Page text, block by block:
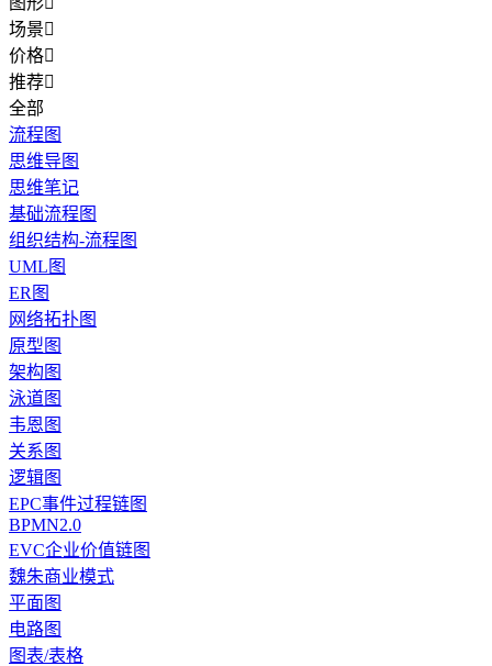
场景
价格
推荐
全部
流程图
思维导图
思维笔记
基础流程图
组织结构-流程图
UML图
ER图
网络拓扑图
原型图
架构图
泳道图
韦恩图
关系图
逻辑图
EPC事件过程链图
BPMN2.0
EVC企业价值链图
魏朱商业模式
平面图
电路图
图表/表格